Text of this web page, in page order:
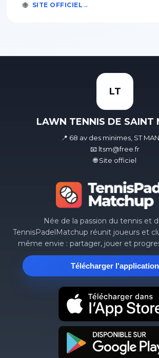
🌐 SITE OFFICIEL
LT
LAWN TENNIS DE SAINT
📍 68 av des minimes, ST
📧 ltsm@free.fr
🌐 Site officiel
Née de la passion du tennis et
TennisPadelMatchup réunit joueurs et
même envie : partager, jouer et
Télécharger l'application